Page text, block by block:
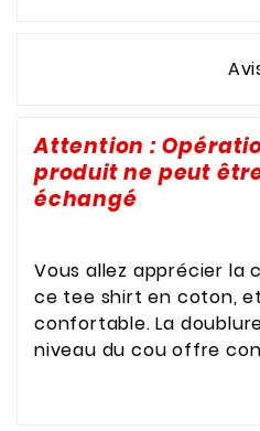
Attention :
produit ne peut
échangé
Vous allez apprécier la
ce tee shirt en coton,
confortable. La
niveau du cou offre